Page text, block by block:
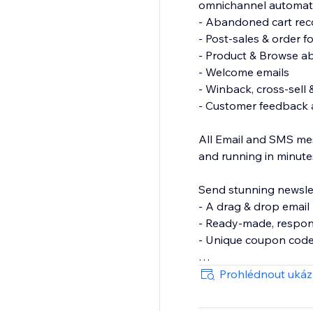
omnichannel
- Abandoned cart
- Post-sales & order
- Product & Browse
- Welcome emails
- Winback, cross-sell
- Customer
All Email and SMS
and running in
Send stunning
- A drag & drop
- Ready-made,
- Unique coupon
Grow your Email
Prohlédnout